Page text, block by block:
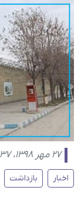
۲۷ مهر ۱۳۹۸، ۲۰:۳۷
اخبار بازداشت